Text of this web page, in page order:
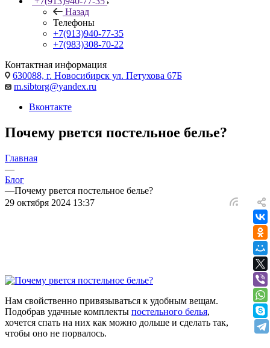
Назад
Телефоны
+7(913)940-77-35
+7(983)308-70-22
Контактная информация
630088, г. Новосибирск ул. Петухова 67Б
m.sibtorg@yandex.ru
Вконтакте
Почему рвется постельное белье?
Главная
—
Блог
—Почему рвется постельное белье?
29 октября 2024 13:37
Нам свойственно привязываться к удобным вещам.
Подобрав удачные комплекты постельного белья,
хочется спать на них как можно дольше и сделать так,
чтобы оно не порвалось.